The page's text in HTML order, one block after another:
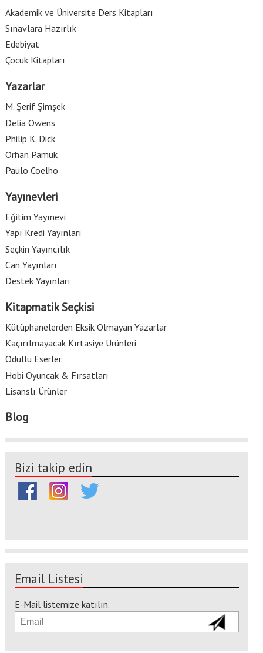
Akademik ve Üniversite Ders Kitapları
Sınavlara Hazırlık
Edebiyat
Çocuk Kitapları
Yazarlar
M. Şerif Şimşek
Delia Owens
Philip K. Dick
Orhan Pamuk
Paulo Coelho
Yayınevleri
Eğitim Yayınevi
Yapı Kredi Yayınları
Seçkin Yayıncılık
Can Yayınları
Destek Yayınları
Kitapmatik Seçkisi
Kütüphanelerden Eksik Olmayan Yazarlar
Kaçırılmayacak Kırtasiye Ürünleri
Ödüllü Eserler
Hobi Oyuncak & Fırsatları
Lisanslı Ürünler
Blog
Bizi takip edin
Email Listesi
E-Mail listemize katılın.